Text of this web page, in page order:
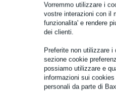
Vorremmo utilizzare i
vostre interazioni con il
funzionalita' e rendere
dei clienti.
Preferite non utilizzare
sezione cookie
possiamo utilizzare e
informazioni sui
personali da parte di
adatto per: SOMA Pulsar-23
tipo: cavi a morsetto
Specifiche complete
Accessori (36)